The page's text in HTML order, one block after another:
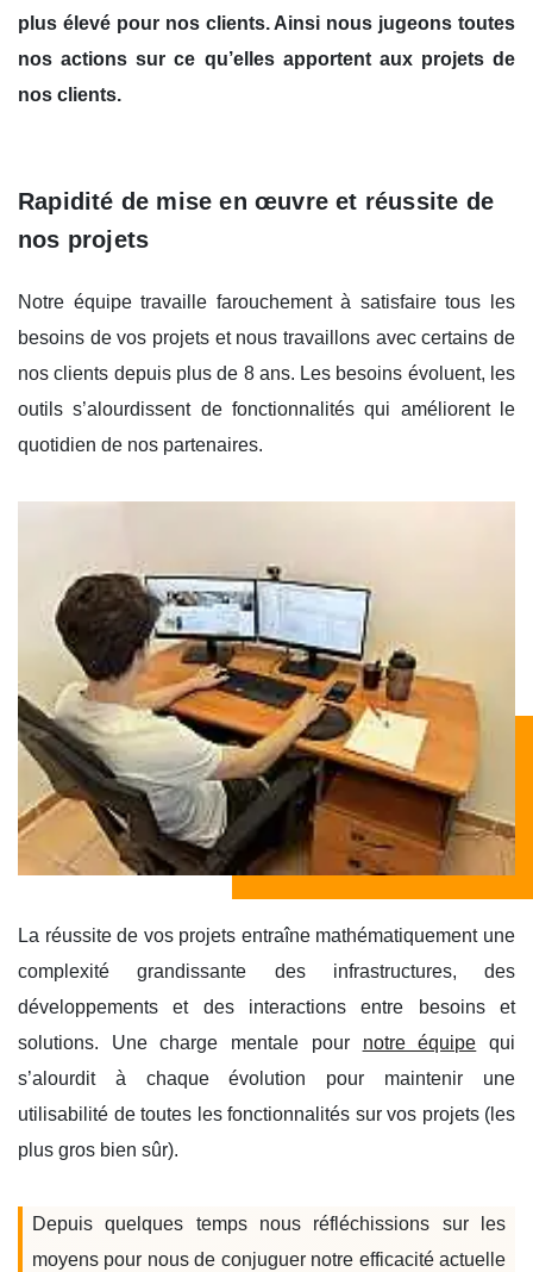
plus élevé pour nos clients. Ainsi nous jugeons toutes
nos actions sur ce qu’elles apportent aux projets de
nos clients.
Rapidité de mise en œuvre et réussite de
nos projets
Notre équipe travaille farouchement à satisfaire tous les
besoins de vos projets et nous travaillons avec certains de
nos clients depuis plus de 8 ans. Les besoins évoluent, les
outils s’alourdissent de fonctionnalités qui améliorent le
quotidien de nos partenaires.
La réussite de vos projets entraîne mathématiquement une
complexité grandissante des infrastructures, des
développements et des interactions entre besoins et
solutions. Une charge mentale pour notre équipe qui
s’alourdit à chaque évolution pour maintenir une
utilisabilité de toutes les fonctionnalités sur vos projets (les
plus gros bien sûr).
Depuis quelques temps nous réfléchissions sur les
moyens pour nous de conjuguer notre efficacité actuelle